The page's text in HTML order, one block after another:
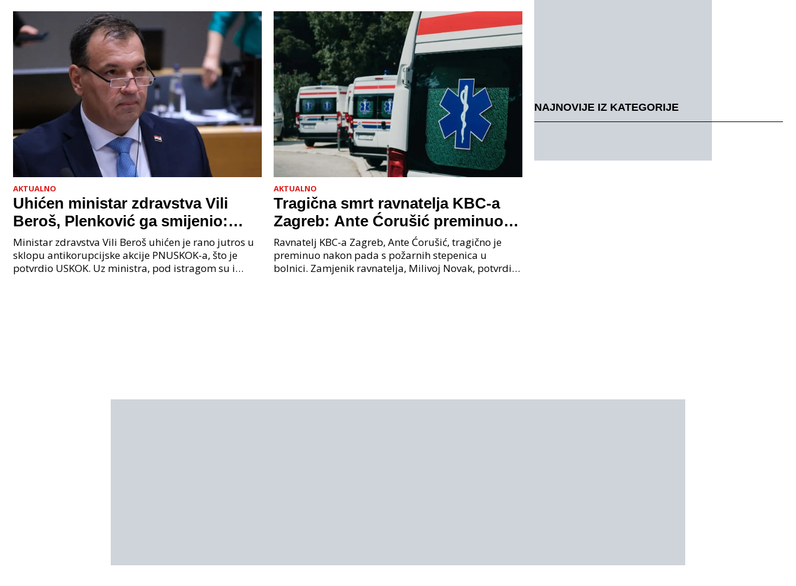
priopćenju USKOK
AKTUALNO
Uhićen ministar zdravstva Vili
Beroš, Plenković ga smijenio:
Istraga USKOK-a zbog korupcije
Ministar zdravstva Vili Beroš uhićen je rano jutros u
sklopu antikorupcijske akcije PNUSKOK-a, što je
potvrdio USKOK. Uz ministra, pod istragom su i
AKTUALNO
Tragična smrt ravnatelja KBC-a
Zagreb: Ante Ćorušić preminuo
nakon pada u bolnici, policija na
mjestu događaja
Ravnatelj KBC-a Zagreb, Ante Ćorušić, tragično je
preminuo nakon pada s požarnih stepenica u
bolnici. Zamjenik ravnatelja, Milivoj Novak, potvrdio
NAJNOVIJE IZ KATEGORIJE